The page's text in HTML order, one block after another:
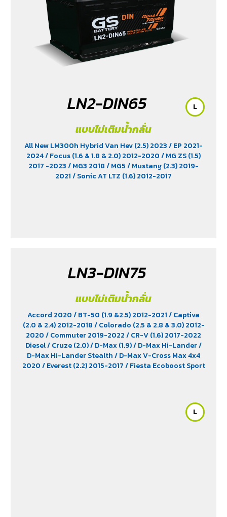
LN2-DIN65
แบบไม่เติมน้ำกลั่น
All New LM300h Hybrid Van Hev (2.5) 2023/ EP 2021-
2024/ Focus (1.6 & 1.8 & 2.0) 2012-2020/ MG ZS (1.5)
2017 -2023/ MG3 2018/ MG5/ Mustang (2.3) 2019-
2021/ Sonic AT LTZ (1.6) 2012-2017
L
LN3-DIN75
แบบไม่เติมน้ำกลั่น
Accord 2020/ BT-50 (1.9 &2.5) 2012-2021/ Captiva
(2.0 & 2.4) 2012-2018/ Colorado (2.5 & 2.8 & 3.0) 2012-
2020/ Commuter 2019-2022/ CR-V (1.6) 2017-2022
Diesel/ Cruze (2.0)/ D-Max (1.9)/ D-Max Hi-Lander/
D-Max Hi-Lander Stealth/ D-Max V-Cross Max 4x4
2020/ Everest (2.2) 2015-2017/ Fiesta Ecoboost Sport
/ Navara Pro-2X 2021/
/ Revo (2.4)/
L